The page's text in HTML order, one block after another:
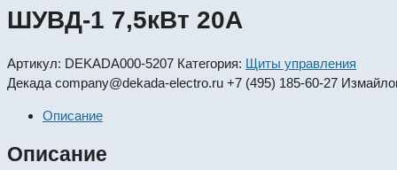
ШУВД-1 7,5кВт 20А
Артикул: DEKADA000-5207 Категория: Щиты управления
Декада company@dekada-electro.ru +7 (495) 185-60-27
Описание
Описание